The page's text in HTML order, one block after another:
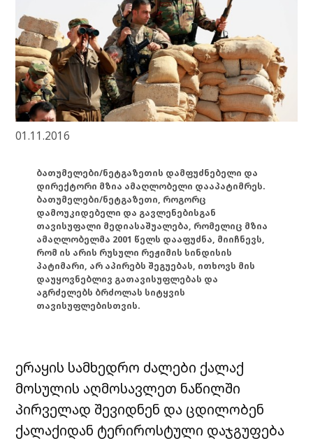
01.11.2016
ბათუმელები/ნეტგაზეთის დამფუძნებელი და
დირექტორი მზია ამაღლობელი დააპატიმრეს.
ბათუმელები/ნეტგაზეთი, როგორც
დამოუკიდებელი და გავლენებისგან
თავისუფალი მედიასაშუალება, რომელიც მზია
ამაღლობელმა 2001 წელს დააფუძნა, მიიჩნევს,
რომ ის არის რუსული რეჟიმის სინდისის
პატიმარი, არ აპირებს შეგუებას, ითხოვს მის
დაუყოვნებლივ გათავისუფლებას და
აგრძელებს ბრძოლას სიტყვის
თავისუფლებისთვის.
ერაყის სამხედრო ძალები ქალაქ
მოსულის აღმოსავლეთ ნაწილში
პირველად შევიდნენ და ცდილობენ
ქალაქიდან ტერიროსტული დაჯგუფება